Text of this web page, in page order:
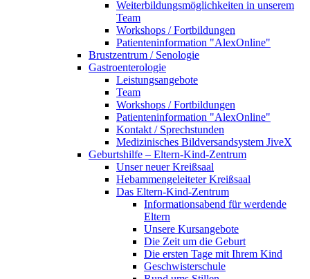
Weiterbildungsmöglichkeiten in unserem
Team
Workshops / Fortbildungen
Patienteninformation "AlexOnline"
Brustzentrum / Senologie
Gastroenterologie
Leistungsangebote
Team
Workshops / Fortbildungen
Patienteninformation "AlexOnline"
Kontakt / Sprechstunden
Medizinisches Bildversandsystem JiveX
Geburtshilfe – Eltern-Kind-Zentrum
Unser neuer Kreißsaal
Hebammengeleiteter Kreißsaal
Das Eltern-Kind-Zentrum
Informationsabend für werdende
Eltern
Unsere Kursangebote
Die Zeit um die Geburt
Die ersten Tage mit Ihrem Kind
Geschwisterschule